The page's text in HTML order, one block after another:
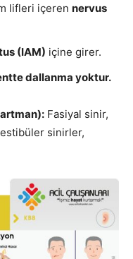
lifleri içeren nervus
(IAM) içine girer.
dallanma yoktur.
Fasiyal sinir,
sinirler,